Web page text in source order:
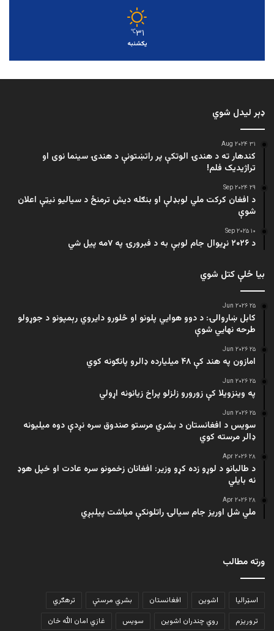
۳۱℃
یکشنبه
ډېر لیدل شوي
۳۱ Aug ۲۰۲۴
کندهار ته د هندۍ الوتکې پر راتښتونې د هندۍ سینما نوی او
تراژيديک فلم!
۲۹ Sep ۲۰۲۴
د افغان کرکت ملي لوبډلې او بنګله دیش ترمنځ د سیالیو نیټې اعلان
شوې
۱۰ Sep ۲۰۲۵
د ۲۰۲۶ نړیوال جام لوبې به د فبرورۍ په ۷مه پیل شي
بیا ځلې کتل شوي
۲۵ Jun ۲۰۲۶
کابل ښاروالۍ: د دوو هوايي پلونو او څلورو دایروي رېمپونو د جوړولو
طرحه نهایي شوې
۲۵ Jun ۲۰۲۶
امازون په هند کې ۴۸ میلیارده ډالرو پانګونه کوي
۲۵ Jun ۲۰۲۶
په وینزویلا کې زورورو زلزلو پراخ زیانونه اړولي
۲۵ Jun ۲۰۲۶
سویس د افغانستان د بشري مرستو صندوق سره نږدې دوه میلیونه
ډالر مرسته کوي
۲۸ Apr ۲۰۲۶
د طالبانو د لوړو زده کړو وزیر: افغانان زخمونو سره عادت او خپل هوډ
نه بایلي
۲۸ Apr ۲۰۲۶
ملي شل اوریز جام سیالۍ راتلونکې میاشت پیلېږي
ورته مطالب
اسټرالیا اشوین افغانستان بشري مرستې
ترهګري
تروریزم
روي چندران اشوین سویس غازي امان الله خان